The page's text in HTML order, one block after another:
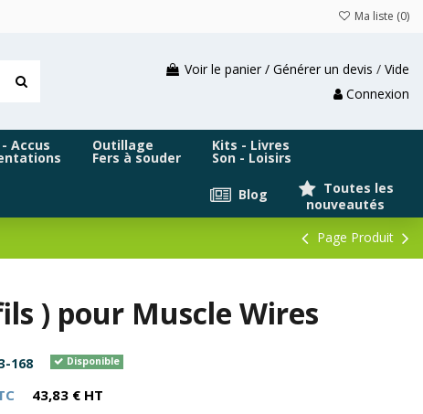
Ma liste (0)
Voir le panier / Générer un devis / Vide
Connexion
Accus Outillage
Fers à souder
Kits - Livres
Son - Loisirs
Toutes les
nouveautés
Blog
Page Produit
) pour Muscle Wires
168 Disponible
43,83 € HT